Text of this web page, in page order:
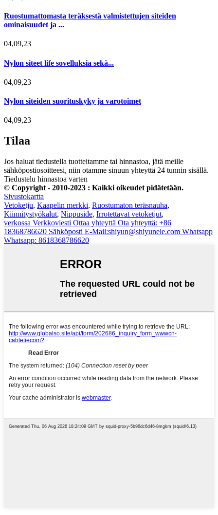
Ruostumattomasta teräksestä valmistettujen siteiden
ominaisuudet ja ...
04,09,23
Nylon siteet life sovelluksia sekä...
04,09,23
Nylon siteiden suorituskyky ja varotoimet
04,09,23
Tilaa
Jos haluat tiedustella tuotteitamme tai hinnastoa, jätä meille
sähköpostiosoitteesi, niin otamme sinuun yhteyttä 24 tunnin sisällä.
Tiedustelu hinnastoa varten
© Copyright - 2010-2023 : Kaikki oikeudet pidätetään.
Sivustokartta
Vetoketju, Kaapelin merkki, Ruostumaton teräsnauha,
Kiinnitystyökalut, Nippuside, Irrotettavat vetoketjut,
verkossa Verkkoviesti Ottaa yhteyttä Ota yhteyttä: +86
18368786620 Sähköposti E-Mail:shiyun@shiyunele.com Whatsapp
Whatsapp: 8618368786620